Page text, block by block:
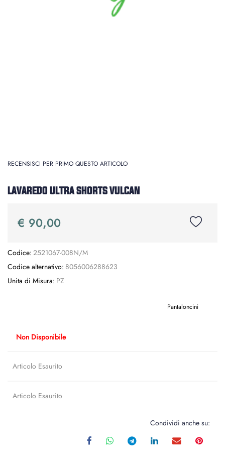
RECENSISCI PER PRIMO QUESTO ARTICOLO
LAVAREDO ULTRA SHORTS VULCAN
€ 90,00
Codice: 2521067-008N/M
Codice alternativo: 8056006288623
Unita di Misura: PZ
Pantaloncini
Non Disponibile
Articolo Esaurito
Articolo Esaurito
Condividi anche su: